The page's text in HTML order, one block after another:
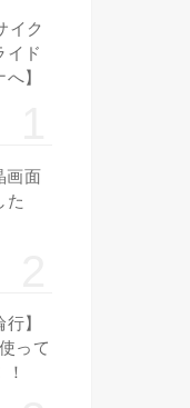
イク
イド
】
画面
た
】
って